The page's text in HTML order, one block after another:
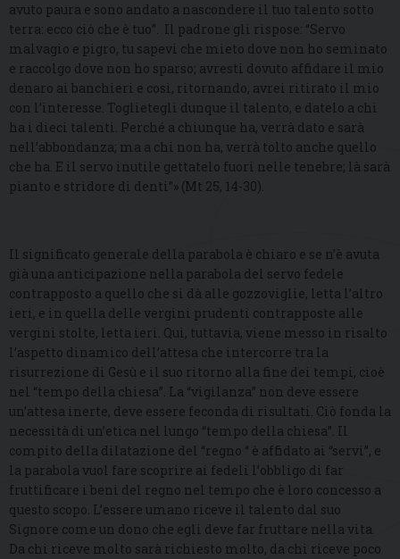
avuto paura e sono andato a nascondere il tuo talento sotto
terra: ecco ciò che è tuo”. Il padrone gli rispose: “Servo
malvagio e pigro, tu sapevi che mieto dove non ho seminato
e raccolgo dove non ho sparso; avresti dovuto affidare il mio
denaro ai banchieri e così, ritornando, avrei ritirato il mio
con l’interesse. Toglietegli dunque il talento, e datelo a chi
ha i dieci talenti. Perché a chiunque ha, verrà dato e sarà
nell’abbondanza; ma a chi non ha, verrà tolto anche quello
che ha. E il servo inutile gettatelo fuori nelle tenebre; là sarà
pianto e stridore di denti”» (Mt 25, 14-30).
Il significato generale della parabola è chiaro e se n’è avuta
già una anticipazione nella parabola del servo fedele
contrapposto a quello che si dà alle gozzoviglie, letta l’altro
ieri, e in quella delle vergini prudenti contrapposte alle
vergini stolte, letta ieri. Qui, tuttavia, viene messo in risalto
l’aspetto dinamico dell’attesa che intercorre tra la
risurrezione di Gesù e il suo ritorno alla fine dei tempi, cioè
nel “tempo della chiesa”. La “vigilanza” non deve essere
un’attesa inerte, deve essere feconda di risultati. Ciò fonda la
necessità di un’etica nel lungo “tempo della chiesa”. Il
compito della dilatazione del “regno “ è affidato ai “servi”, e
la parabola vuol fare scoprire ai fedeli l’obbligo di far
fruttificare i beni del regno nel tempo che è loro concesso a
questo scopo. L’essere umano riceve il talento dal suo
Signore come un dono che egli deve far fruttare nella vita.
Da chi riceve molto sarà richiesto molto, da chi riceve poco